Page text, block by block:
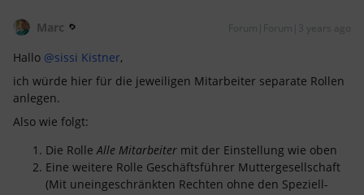
Marc Forum|Forum|3 years ago
Hallo @sissi Kistner,
ich würde hier für die jeweiligen Mitarbeiter separate Rollen
anlegen.
Also wie folgt:
Die RolleAlle Mitarbeiter mit der Einstellung wie oben
Eine weitere Rolle Geschäftsführer Muttergesellschaft
(Mit uneingeschränkten Rechten ohne den Speziell-